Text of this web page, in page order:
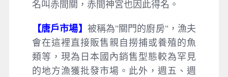
名叫赤間關，赤間神宮也因此得名。
【唐戶市場】 被稱為"關門的廚房"，漁夫
會在這裡直接販售親自撈捕或養殖的魚
類等，現為日本國內銷售型態較為罕見
的地方漁獲批發市場。此外，週五、週